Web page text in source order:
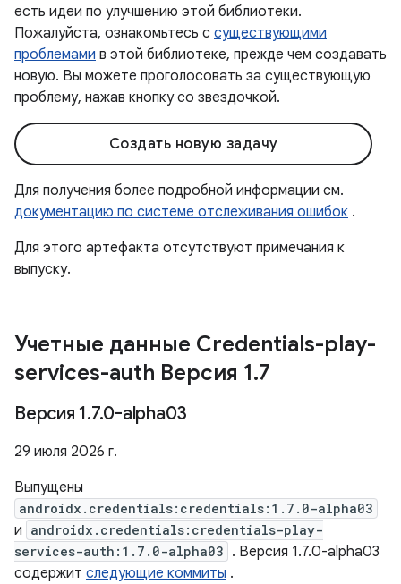
есть идеи по улучшению этой библиотеки.
Пожалуйста, ознакомьтесь с существующими
проблемами в этой библиотеке, прежде чем создавать
новую. Вы можете проголосовать за существующую
проблему, нажав кнопку со звездочкой.
Создать новую задачу
Для получения более подробной информации см.
документацию по системе отслеживания ошибок .
Для этого артефакта отсутствуют примечания к
выпуску.
Учетные данные Credentials-play-
services-auth Версия 1.7
Версия 1.7.0-alpha03
29 июля 2026 г.
Выпущены
androidx.credentials:credentials:1.7.0-alpha03
и androidx.credentials:credentials-play-
services-auth:1.7.0-alpha03 . Версия 1.7.0-alpha03
содержит следующие коммиты .